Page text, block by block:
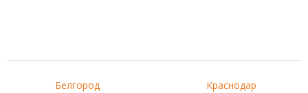
Белгород
Краснодар